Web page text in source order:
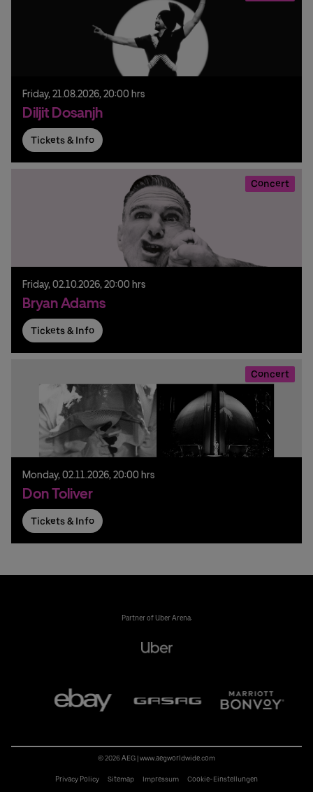
Friday, 21.08.2026, 20:00 hrs
Diljit Dosanjh
Tickets & Info
Concert
Friday, 02.10.2026, 20:00 hrs
Bryan Adams
Tickets & Info
Concert
Monday, 02.11.2026, 20:00 hrs
Don Toliver
Tickets & Info
Partner of Uber Arena:
© 2026 AEG |www.aegworldwide.com
Privacy Policy Sitemap Impressum Cookie-Einstellungen